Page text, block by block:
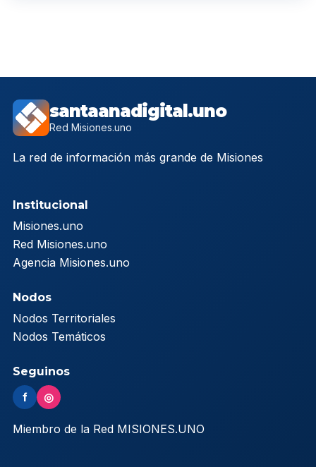
santaanadigital.uno
Red Misiones.uno
La red de información más grande de Misiones
Institucional
Misiones.uno
Red Misiones.uno
Agencia Misiones.uno
Nodos
Nodos Territoriales
Nodos Temáticos
Seguinos
f ◎
Miembro de la Red MISIONES.UNO